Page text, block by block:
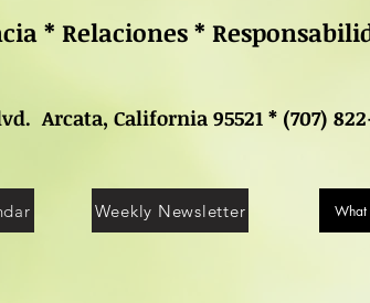
* Relaciones *
Arcata, California 95521 * (707)
Weekly Newsletter What